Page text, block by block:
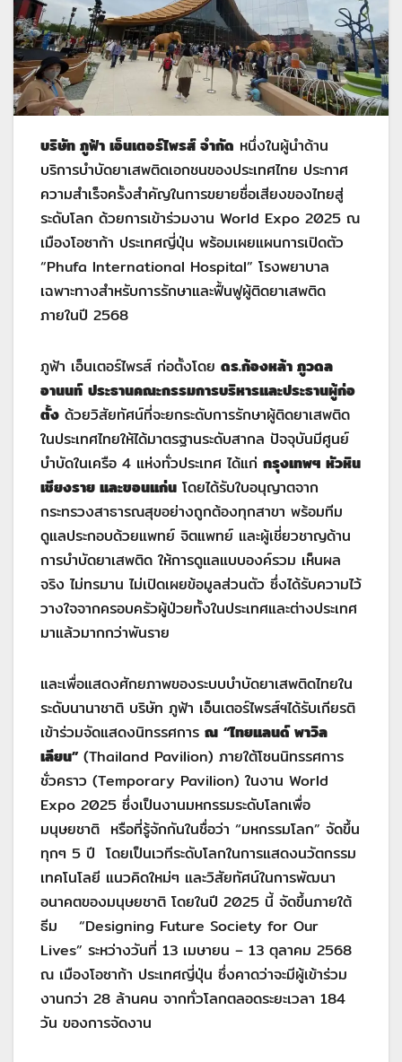
บริษัท ภูฟ้า เอ็นเตอร์ไพรส์ จำกัด หนึ่งในผู้นำด้าน
บริการบำบัดยาเสพติดเอกชนของประเทศไทย ประกาศ
ความสำเร็จครั้งสำคัญในการขยายชื่อเสียงของไทยสู่
ระดับโลก ด้วยการเข้าร่วมงาน World Expo 2025 ณ
เมืองโอซาก้า ประเทศญี่ปุ่น พร้อมเผยแผนการเปิดตัว
“Phufa International Hospital” โรงพยาบาล
เฉพาะทางสำหรับการรักษาและฟื้นฟูผู้ติดยาเสพติด
ภายในปี 2568
ภูฟ้า เอ็นเตอร์ไพรส์ ก่อตั้งโดย ดร.ก้องหล้า ภูวดล
อานนท์ ประธานคณะกรรมการบริหารและประธานผู้ก่อ
ตั้ง ด้วยวิสัยทัศน์ที่จะยกระดับการรักษาผู้ติดยาเสพติด
ในประเทศไทยให้ได้มาตรฐานระดับสากล ปัจจุบันมีศูนย์
บำบัดในเครือ 4 แห่งทั่วประเทศ ได้แก่ กรุงเทพฯ หัวหิน
เชียงราย และขอนแก่น โดยได้รับใบอนุญาตจาก
กระทรวงสาธารณสุขอย่างถูกต้องทุกสาขา พร้อมทีม
ดูแลประกอบด้วยแพทย์ จิตแพทย์ และผู้เชี่ยวชาญด้าน
การบำบัดยาเสพติด ให้การดูแลแบบองค์รวม เห็นผล
จริง ไม่ทรมาน ไม่เปิดเผยข้อมูลส่วนตัว ซึ่งได้รับความไว้
วางใจจากครอบครัวผู้ป่วยทั้งในประเทศและต่างประเทศ
มาแล้วมากกว่าพันราย
และเพื่อแสดงศักยภาพของระบบบำบัดยาเสพติดไทยใน
ระดับนานาชาติ บริษัท ภูฟ้า เอ็นเตอร์ไพรส์ฯได้รับเกียรติ
เข้าร่วมจัดแสดงนิทรรศการ ณ “ไทยแลนด์ พาวิล
เลียน” (Thailand Pavilion) ภายใต้โซนนิทรรศการ
ชั่วคราว (Temporary Pavilion) ในงาน World
Expo 2025 ซึ่งเป็นงานมหกรรมระดับโลกเพื่อ
มนุษยชาติ หรือที่รู้จักกันในชื่อว่า “มหกรรมโลก” จัดขึ้น
ทุกๆ 5 ปี โดยเป็นเวทีระดับโลกในการแสดงนวัตกรรม
เทคโนโลยี แนวคิดใหม่ๆ และวิสัยทัศน์ในการพัฒนา
อนาคตของมนุษยชาติ โดยในปี 2025 นี้ จัดขึ้นภายใต้
ธีม “Designing Future Society for Our
Lives” ระหว่างวันที่ 13 เมษายน – 13 ตุลาคม 2568
ณ เมืองโอซาก้า ประเทศญี่ปุ่น ซึ่งคาดว่าจะมีผู้เข้าร่วม
งานกว่า 28 ล้านคน จากทั่วโลกตลอดระยะเวลา 184
วัน ของการจัดงาน